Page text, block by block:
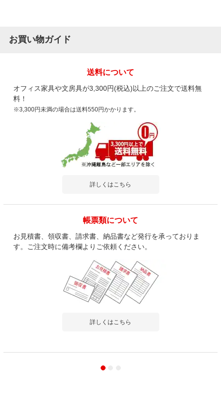
お買い物ガイド
送料について
オフィス家具や文房具が3,300円(税込)以上のご注文で送料無
料！
※3,300円未満の場合は送料550円かかります。
詳しくはこちら
帳票類について
お見積書、領収書、請求書、納品書など発行を承っておりま
す。ご注文時に備考欄よりご依頼ください。
詳しくはこちら